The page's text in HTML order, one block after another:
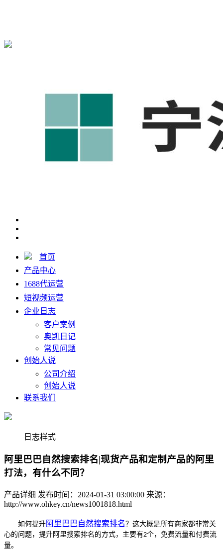
首页
产品中心
1688代运营
短视频运营
企业日志
客户案例
奥凯日记
常见问题
创始人说
公司介绍
创始人说
联系我们
日志样式
阿里巴巴自然搜索排名|现货产品和定制产品的阿里
打法，有什么不同？
产品详细 发布时间：2024-01-31 03:00:00 来源：
http://www.ohkey.cn/news1001818.html
如何提升 阿里巴巴自然搜索排名？这大概是所有商家都非常关
心的问题，提升阿里搜索排名的方式，主要有2个，免费流量和付费流
量。